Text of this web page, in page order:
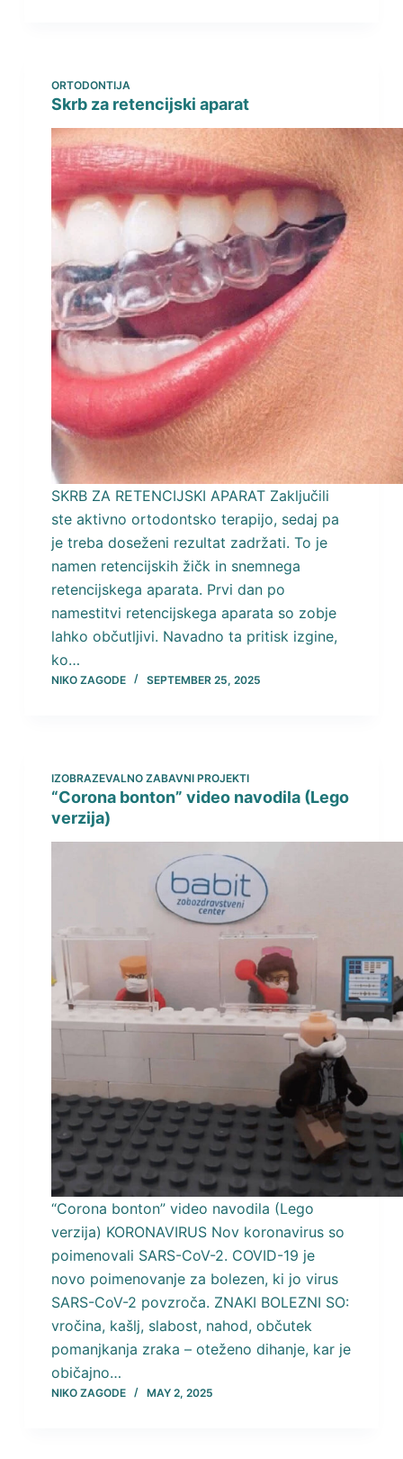
ORTODONTIJA
Skrb za retencijski aparat
SKRB ZA RETENCIJSKI APARAT Zaključili
ste aktivno ortodontsko terapijo, sedaj pa
je treba doseženi rezultat zadržati. To je
namen retencijskih žičk in snemnega
retencijskega aparata. Prvi dan po
namestitvi retencijskega aparata so zobje
lahko občutljivi. Navadno ta pritisk izgine,
ko…
NIKO ZAGODE SEPTEMBER 25, 2025
IZOBRAZEVALNO ZABAVNI PROJEKTI
“Corona bonton” video navodila (Lego
verzija)
“Corona bonton” video navodila (Lego
verzija) KORONAVIRUS Nov koronavirus so
poimenovali SARS-CoV-2. COVID-19 je
novo poimenovanje za bolezen, ki jo virus
SARS-CoV-2 povzroča. ZNAKI BOLEZNI SO:
vročina, kašlj, slabost, nahod, občutek
pomanjkanja zraka – oteženo dihanje, kar je
običajno…
NIKO ZAGODE MAY 2, 2025